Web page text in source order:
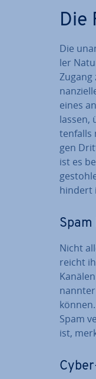
Die
Die
ler
eines
lassen,
ten­falls
gen
ist es
hindert
Nicht
reicht
Spam
ist,